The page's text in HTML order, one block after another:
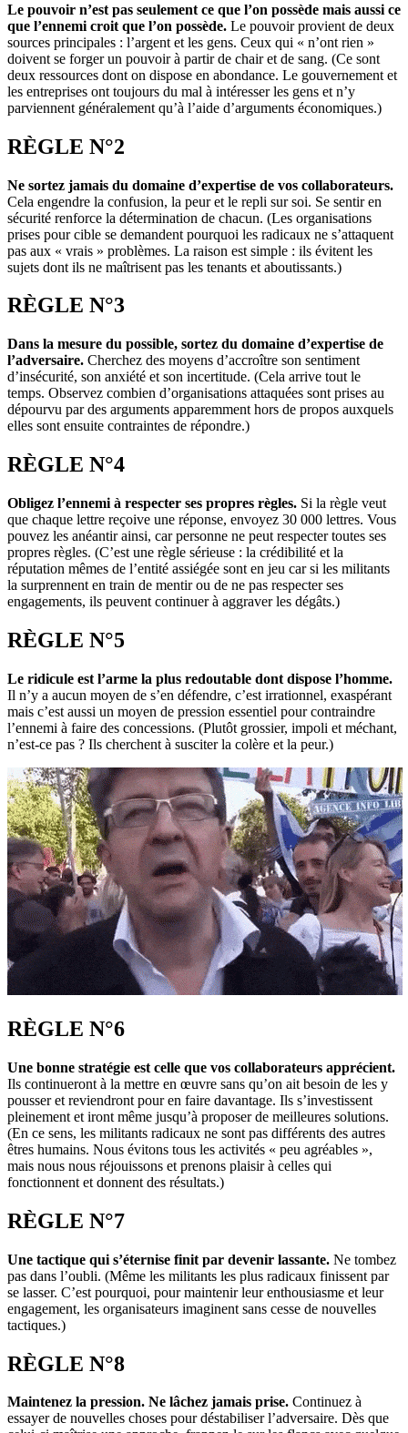
Le pouvoir n’est pas seulement ce que l’on possède mais aussi ce
que l’ennemi croit que l’on possède. Le pouvoir provient de deux
sources principales : l’argent et les gens. Ceux qui « n’ont rien »
doivent se forger un pouvoir à partir de chair et de sang. (Ce sont
deux ressources dont on dispose en abondance. Le gouvernement et
les entreprises ont toujours du mal à intéresser les gens et n’y
parviennent généralement qu’à l’aide d’arguments économiques.)
RÈGLE N°2
Ne sortez jamais du domaine d’expertise de vos collaborateurs.
Cela engendre la confusion, la peur et le repli sur soi. Se sentir en
sécurité renforce la détermination de chacun. (Les organisations
prises pour cible se demandent pourquoi les radicaux ne s’attaquent
pas aux « vrais » problèmes. La raison est simple : ils évitent les
sujets dont ils ne maîtrisent pas les tenants et aboutissants.)
RÈGLE N°3
Dans la mesure du possible, sortez du domaine d’expertise de
l’adversaire. Cherchez des moyens d’accroître son sentiment
d’insécurité, son anxiété et son incertitude. (Cela arrive tout le
temps. Observez combien d’organisations attaquées sont prises au
dépourvu par des arguments apparemment hors de propos auxquels
elles sont ensuite contraintes de répondre.)
RÈGLE N°4
Obligez l’ennemi à respecter ses propres règles. Si la règle veut
que chaque lettre reçoive une réponse, envoyez 30 000 lettres. Vous
pouvez les anéantir ainsi, car personne ne peut respecter toutes ses
propres règles. (C’est une règle sérieuse : la crédibilité et la
réputation mêmes de l’entité assiégée sont en jeu car si les militants
la surprennent en train de mentir ou de ne pas respecter ses
engagements, ils peuvent continuer à aggraver les dégâts.)
RÈGLE N°5
Le ridicule est l’arme la plus redoutable dont dispose l’homme.
Il n’y a aucun moyen de s’en défendre, c’est irrationnel, exaspérant
mais c’est aussi un moyen de pression essentiel pour contraindre
l’ennemi à faire des concessions. (Plutôt grossier, impoli et méchant,
n’est-ce pas ? Ils cherchent à susciter la colère et la peur.)
RÈGLE N°6
Une bonne stratégie est celle que vos collaborateurs apprécient.
Ils continueront à la mettre en œuvre sans qu’on ait besoin de les y
pousser et reviendront pour en faire davantage. Ils s’investissent
pleinement et iront même jusqu’à proposer de meilleures solutions.
(En ce sens, les militants radicaux ne sont pas différents des autres
êtres humains. Nous évitons tous les activités « peu agréables »,
mais nous nous réjouissons et prenons plaisir à celles qui
fonctionnent et donnent des résultats.)
RÈGLE N°7
Une tactique qui s’éternise finit par devenir lassante. Ne tombez
pas dans l’oubli. (Même les militants les plus radicaux finissent par
se lasser. C’est pourquoi, pour maintenir leur enthousiasme et leur
engagement, les organisateurs imaginent sans cesse de nouvelles
tactiques.)
RÈGLE N°8
Maintenez la pression. Ne lâchez jamais prise. Continuez à
essayer de nouvelles choses pour déstabiliser l’adversaire. Dès que